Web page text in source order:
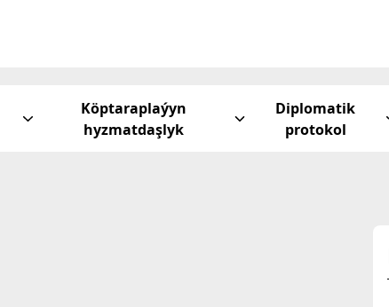
Köptaraplaýyn
hyzmatdaşlyk
Diplomatik
protokol